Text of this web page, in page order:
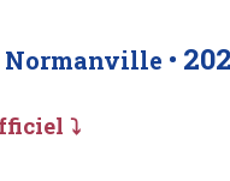
Normanville •
⤵